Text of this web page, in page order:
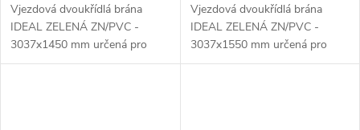
Vjezdová dvoukřídlá brána
IDEAL ZELENÁ ZN/PVC -
3037x1450 mm určená pro
drátěné ploty. Výplň z
Vjezdová dvoukřídlá brána
IDEAL ZELENÁ ZN/PVC -
3037x1550 mm určená pro
drátěné ploty. Výplň z